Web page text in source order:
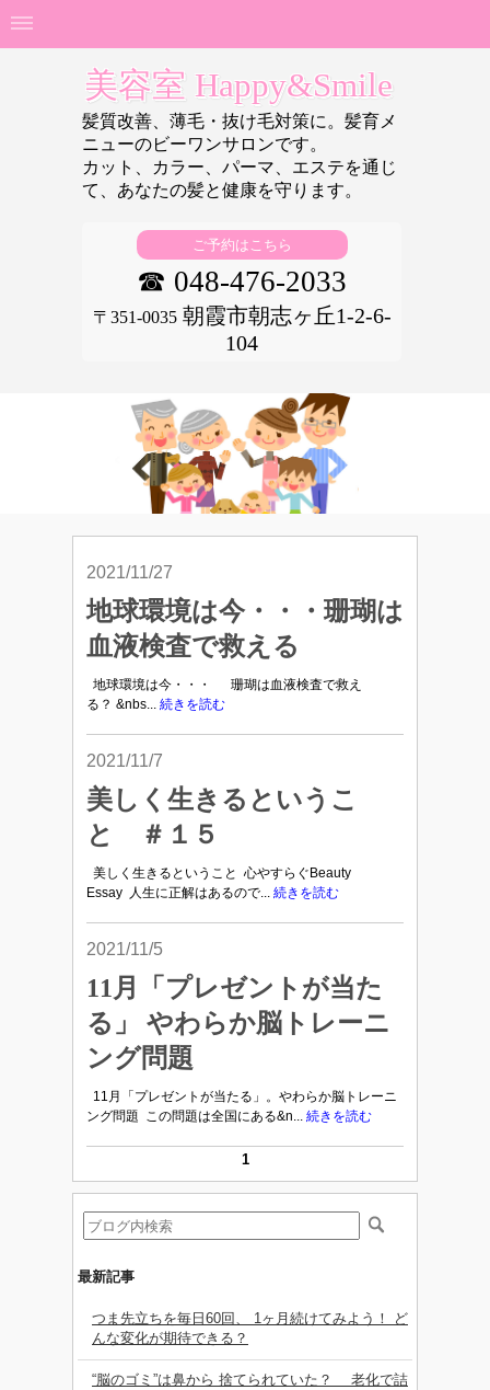
美容室 Happy&Smile
髪質改善、薄毛・抜け毛対策に。髪育メ
ニューのビーワンサロンです。
カット、カラー、パーマ、エステを通じ
て、あなたの髪と健康を守ります。
ご予約はこちら
☎ 048-476-2033
〒351-0035朝霞市朝志ヶ丘1-2-6-
104
2021/11/27
地球環境は今・・・珊瑚は
血液検査で救える
地球環境は今・・・ 珊瑚は血液検査で救え
る？ &nbs... 続きを読む
2021/11/7
美しく生きるというこ
と ＃１５
美しく生きるということ 心やすらぐBeauty
Essay 人生に正解はあるので... 続きを読む
2021/11/5
11月「プレゼントが当た
る」 やわらか脳トレーニ
ング問題
11月「プレゼントが当たる」。やわらか脳トレーニ
ング問題 この問題は全国にある&n... 続きを読む
1
最新記事
つま先立ちを毎日60回、 1ヶ月続けてみよう！ ど
んな変化が期待できる？
“脳のゴミ”は鼻から 捨てられていた？ 老化で詰